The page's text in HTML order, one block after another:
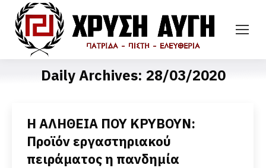
Daily Archives: 28/03/2020
H AΛΗΘΕΙΑ ΠΟΥ ΚΡΥΒΟΥΝ:
Προϊόν εργαστηριακού
πειράματος η πανδημία